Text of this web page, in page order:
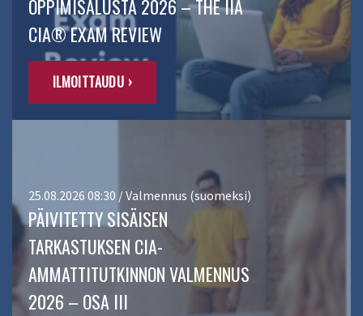
OPPIMISALUSTA 2026 – THE IIA
CIA® EXAM REVIEW
ILMOITTAUDU ›
25.08.2026 08:30 / Valmennus (suomeksi)
PÄIVITETTY SISÄISEN
TARKASTUKSEN CIA-
AMMATTITUTKINNON VALMENNUS
2026 – OSA III